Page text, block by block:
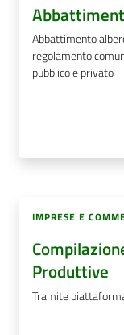
Abbattimento
regolamento
pubblico e privato
IMPRESE E
Produttive
Tramite